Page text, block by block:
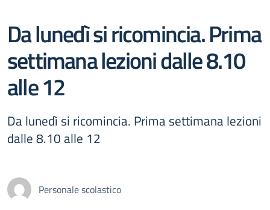
Da lunedì si ricomincia. Prima
settimana lezioni dalle 8.10
alle 12
Da lunedì si ricomincia. Prima settimana lezioni
dalle 8.10 alle 12
Personale scolastico